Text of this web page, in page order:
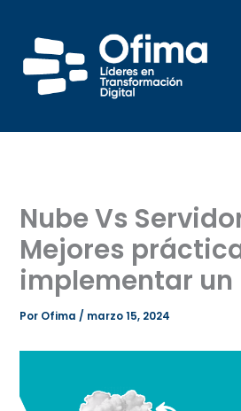
contenido
Nube Vs
Mejores
implementar un
Por Ofima/ marzo 15, 2024